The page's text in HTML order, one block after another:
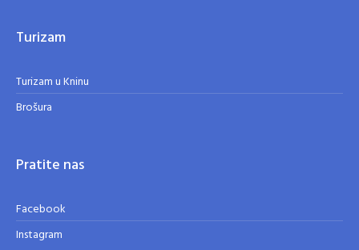
Turizam
Turizam u Kninu
Brošura
Pratite nas
Facebook
Instagram